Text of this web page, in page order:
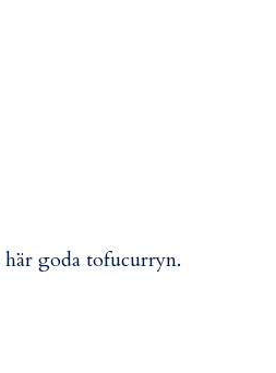
goda tofucurryn.